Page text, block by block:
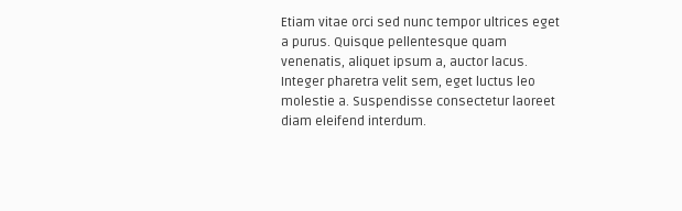
Etiam vitae orci sed nunc tempor ultrices eget
a purus. Quisque pellentesque quam
venenatis, aliquet ipsum a, auctor lacus.
Integer pharetra velit sem, eget luctus leo
molestie a. Suspendisse consectetur laoreet
diam eleifend interdum.